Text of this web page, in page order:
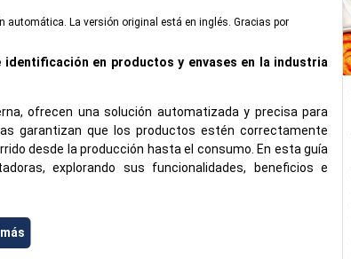
automática. La versión original está en inglés. Gracias por
en productos y envases en la industria
ofrecen una solución automatizada y precisa para
garantizan que los productos estén correctamente
desde la producción hasta el consumo. En esta guía
explorando sus funcionalidades, beneficios e
en los productos, ya sea un simple identificador de